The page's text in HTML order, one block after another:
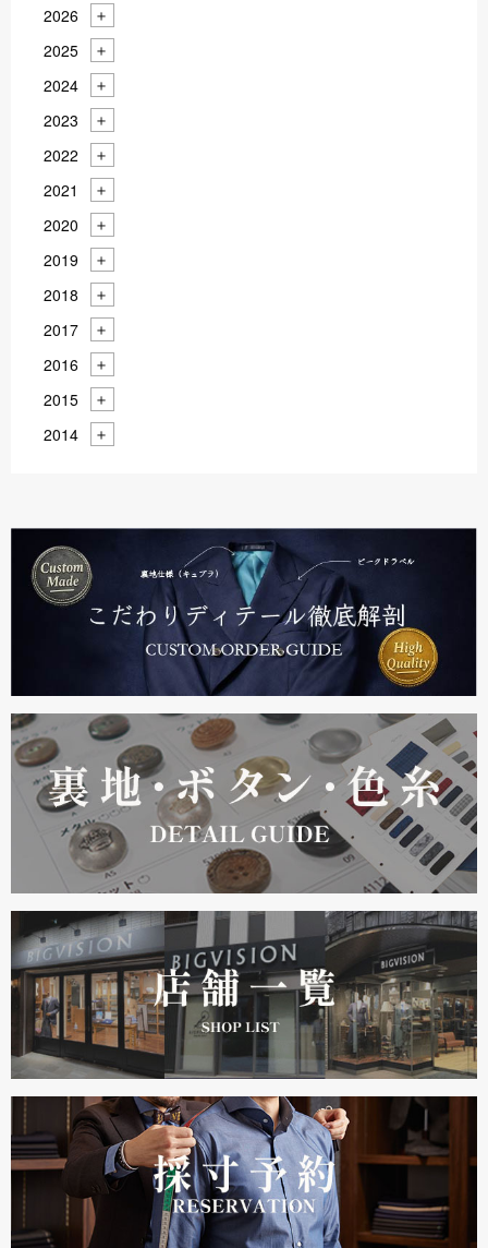
2026
2025
2024
2023
2022
2021
2020
2019
2018
2017
2016
2015
2014